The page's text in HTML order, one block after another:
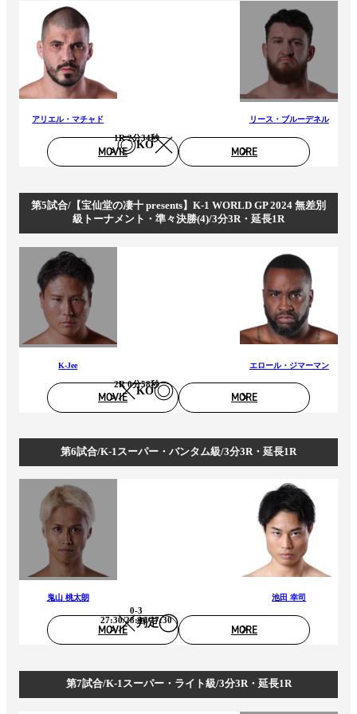
アリエル・マチャド
KO
1R 2分34秒
リース・ブルーデネル
MOVIE MORE
第5試合/【宝仙堂の凄十 presents】K-1 WORLD GP 2024 無差別
級トーナメント・準々決勝(4)/3分3R・延長1R
K-Jee
KO
2R 0分58秒
エロール・ジマーマン
MOVIE MORE
第6試合/K-1スーパー・バンタム級/3分3R・延長1R
鬼山 桃太朗
判定
0-3
27:30/28:30/27:30
池田 幸司
MOVIE MORE
第7試合/K-1スーパー・ライト級/3分3R・延長1R